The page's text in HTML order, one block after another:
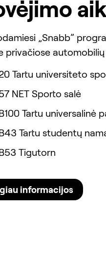
„Snabb”
privačiose
Tartu universiteto
NET Sporto salė
Tartu universalinė
Tartu studentų
Tigutorn
informacijos